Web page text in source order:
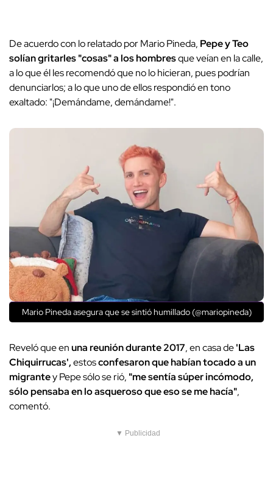
De acuerdo con lo relatado por Mario Pineda, Pepe y Teo
solían gritarles "cosas" a los hombresque veían en la calle,
a lo que él les recomendó que no lo hicieran, pues podrían
denunciarlos; a lo que uno de ellos respondió en tono
exaltado: "¡Demándame, demándame!".
Mario Pineda asegura que se sintió humillado (@mariopineda)
Reveló que enuna reunión durante 2017, en casa de'Las
Chiquirrucas',estosconfesaron que habían tocado a un
migrantey Pepe sólo se rió, "me sentía súper incómodo,
sólo pensaba en lo asqueroso que eso se me hacía",
comentó.
▼ Publicidad